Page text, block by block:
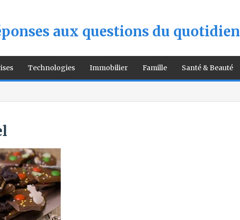
aux questions du quotidien
Technologies Immobilier Famille Santé & Beauté